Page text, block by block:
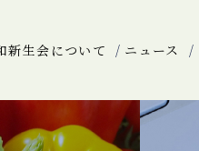
新生会について ニュース